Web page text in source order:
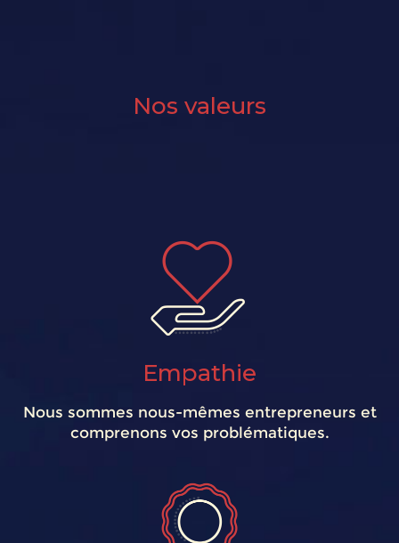
Nos valeurs
Empathie
Nous sommes nous-mêmes entrepreneurs et
comprenons vos problématiques.